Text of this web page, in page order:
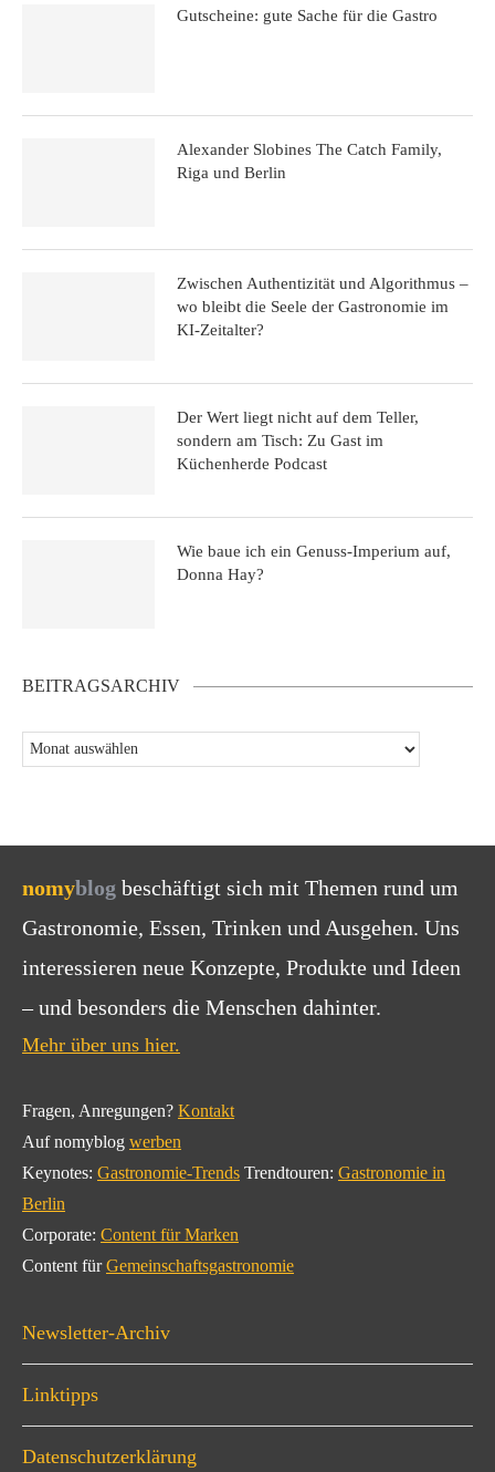
Gutscheine: gute Sache für die Gastro
Alexander Slobines The Catch Family,
Riga und Berlin
Zwischen Authentizität und Algorithmus –
wo bleibt die Seele der Gastronomie im
KI-Zeitalter?
Der Wert liegt nicht auf dem Teller,
sondern am Tisch: Zu Gast im
Küchenherde Podcast
Wie baue ich ein Genuss-Imperium auf,
Donna Hay?
BEITRAGSARCHIV
nomyblog beschäftigt sich mit Themen rund um
Gastronomie, Essen, Trinken und Ausgehen. Uns
interessieren neue Konzepte, Produkte und Ideen
– und besonders die Menschen dahinter.
Mehr über uns hier.
Fragen, Anregungen? Kontakt
Auf nomyblog werben
Keynotes: Gastronomie-Trends Trendtouren: Gastronomie in
Berlin
Corporate: Content für Marken
Content fürGemeinschaftsgastronomie
Newsletter-Archiv
Linktipps
Datenschutzerklärung